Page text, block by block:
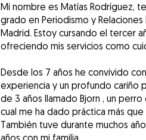
Mi nombre es Matías Rodríguez,
grado en Periodismo y
Madrid. Estoy cursando el tercer
ofreciendo mis servicios como
Desde los 7 años he convivido
experiencia y un profundo cariño
de 3 años llamado Bjorn , un
cual me ha dado práctica más
También tuve durante muchos